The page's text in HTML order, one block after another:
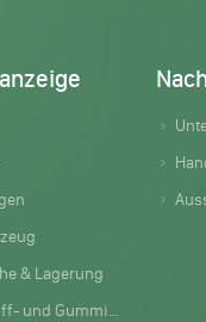
& Lagerung
Gummiprodukte